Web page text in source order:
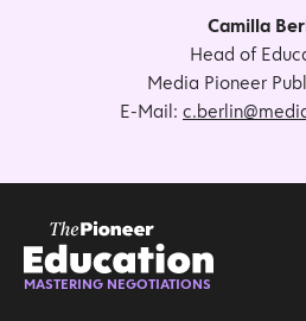
Camilla
Head of
Media Pioneer
E-Mail:
MASTERING NEGOTIATIONS